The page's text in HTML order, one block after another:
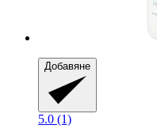
Добавяне
5.0 (1)